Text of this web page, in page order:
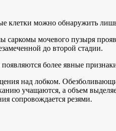
клетки можно обнаружить
саркомы мочевого пузыря
до второй стадии.
более явные
над лобком.
учащаются, а объем
сопровождается резями.